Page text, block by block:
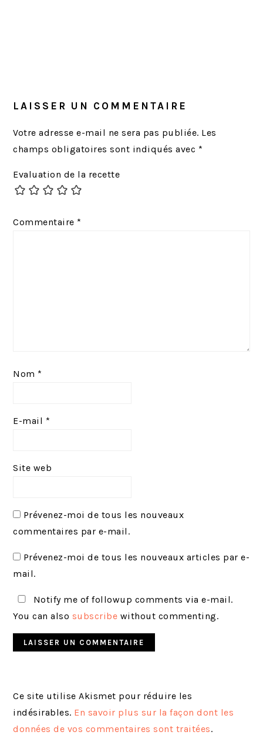
LAISSER UN COMMENTAIRE
Votre adresse e-mail ne sera pas publiée. Les
champs obligatoires sont indiqués avec *
Evaluation de la recette
Commentaire *
Nom *
E-mail *
Site web
Prévenez-moi de tous les nouveaux
commentaires par e-mail.
Prévenez-moi de tous les nouveaux articles par e-
mail.
Notify me of followup comments via e-mail.
You can also subscribe without commenting.
Ce site utilise Akismet pour réduire les
indésirables. En savoir plus sur la façon dont les
données de vos commentaires sont traitées.